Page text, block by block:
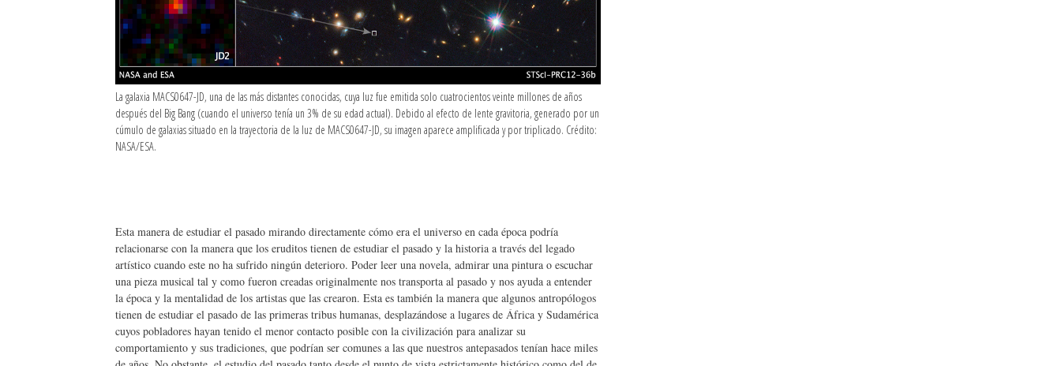
La galaxia MACS0647-JD, una de las más distantes conocidas, cuya luz fue emitida solo cuatrocientos veinte millones de años
después del Big Bang (cuando el universo tenía un 3% de su edad actual). Debido al efecto de lente gravitoria, generado por un
cúmulo de galaxias situado en la trayectoria de la luz de MACS0647-JD, su imagen aparece amplificada y por triplicado. Crédito:
NASA/ESA.
Esta manera de estudiar el pasado mirando directamente cómo era el universo en cada época podría
relacionarse con la manera que los eruditos tienen de estudiar el pasado y la historia a través del legado
artístico cuando este no ha sufrido ningún deterioro. Poder leer una novela, admirar una pintura o escuchar
una pieza musical tal y como fueron creadas originalmente nos transporta al pasado y nos ayuda a entender
la época y la mentalidad de los artistas que las crearon. Esta es también la manera que algunos antropólogos
tienen de estudiar el pasado de las primeras tribus humanas, desplazándose a lugares de África y Sudamérica
cuyos pobladores hayan tenido el menor contacto posible con la civilización para analizar su
comportamiento y sus tradiciones, que podrían ser comunes a las que nuestros antepasados tenían hace miles